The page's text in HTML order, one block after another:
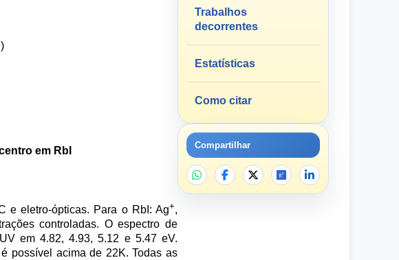
em RbI
e eletro-ópticas. Para o RbI: Ag+,
controladas. O espectro de
em 4.82, 4.93, 5.12 e 5.47 eV.
possível acima de 22K. Todas as
Trabalhos
decorrentes
Estatísticas
Como citar
Compartilhar